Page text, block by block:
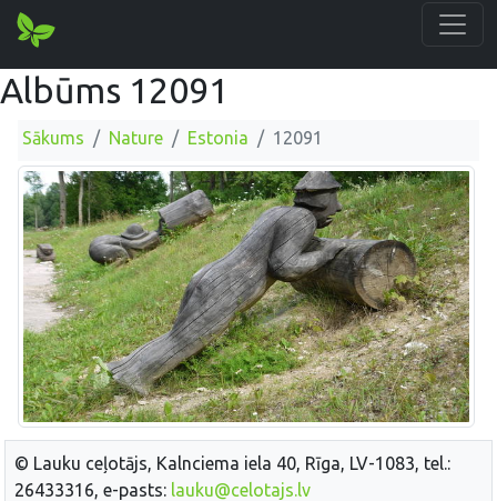
Albūms 12091
Sākums Nature Estonia 12091
© Lauku ceļotājs, Kalnciema iela 40, Rīga, LV-1083, tel.:
26433316, e-pasts: lauku@celotajs.lv